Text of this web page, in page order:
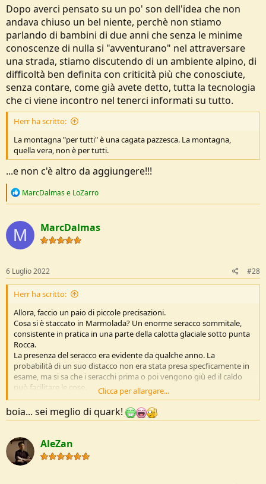
Dopo averci pensato su un po' son dell'idea che non
andava chiuso un bel niente, perchè non stiamo
parlando di bambini di due anni che senza le minime
conoscenze di nulla si "avventurano" nel attraversare
una strada, stiamo discutendo di un ambiente alpino, di
difficoltà ben definita con criticità più che conosciute,
senza contare, come già avete detto, tutta la tecnologia
che ci viene incontro nel tenerci informati su tutto.
Herr ha scritto:
La montagna "per tutti" è una cagata pazzesca. La montagna,
quella vera, non è per tutti.
...e non c'è altro da aggiungere!!!
R
c
t
i
o
s
:
MarcDalmase LoZarro
M MarcDalmas
6 Luglio 2022 #28
Herr ha scritto:
Allora, faccio un paio di piccole precisazioni.
Cosa si è staccato in Marmolada? Un enorme seracco sommitale,
consistente in pratica in una parte della calotta glaciale sotto punta
Rocca.
La presenza del seracco era evidente da qualche anno. La
probabilità di un suo distacco non era stata presa specficamente in
esame, ma si sa che i seracchi prima o poi vengono giù ed il caldo
può facilitare le cose.
Qui vedete, indicata da una freccia, la calotta crepacciata, con
immagini prese da google maps (che dichiara foto acquisite nel
2022, prima del crollo ovviamente), prima in generale e poi nel
Vedi l'allegato 237420
Vedi l'allegato 237421
I crepi c'erano, già slabrati, multipli ed in prossimità del ripido
Clicca per allargare...
boia... sei meglio di quark!
AleZan